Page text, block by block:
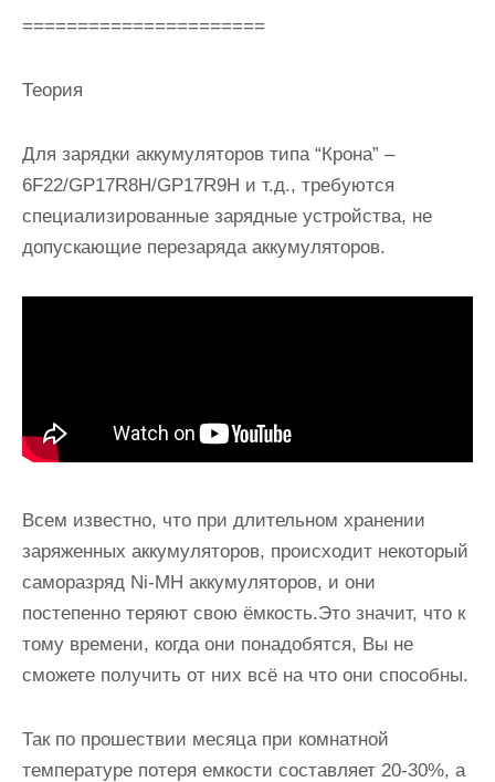
======================
Теория
Для зарядки аккумуляторов типа “Крона” –
6F22/GP17R8H/GP17R9H и т.д., требуются
специализированные зарядные устройства, не
допускающие перезаряда аккумуляторов.
Всем известно, что при длительном хранении
заряженных аккумуляторов, происходит некоторый
саморазряд Ni-MH аккумуляторов, и они
постепенно теряют свою ёмкость.Это значит, что к
тому времени, когда они понадобятся, Вы не
сможете получить от них всё на что они способны.
Так по прошествии месяца при комнатной
температуре потеря емкости составляет 20-30%, а